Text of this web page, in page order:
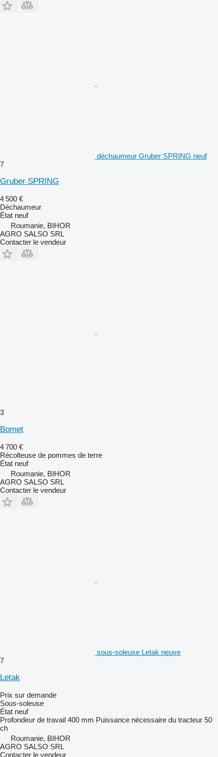
déchaumeur Gruber SPRING neuf
7
Gruber SPRING
4 500 €
Déchaumeur
État neuf
Roumanie, BIHOR
AGRO SALSO SRL
Contacter le vendeur
3
Bomet
4 700 €
Récolteuse de pommes de terre
État neuf
Roumanie, BIHOR
AGRO SALSO SRL
Contacter le vendeur
sous-soleuse Letak neuve
7
Letak
Prix sur demande
Sous-soleuse
État neuf
Profondeur de travail 400 mm Puissance nécessaire du tracteur 50
ch
Roumanie, BIHOR
AGRO SALSO SRL
Contacter le vendeur